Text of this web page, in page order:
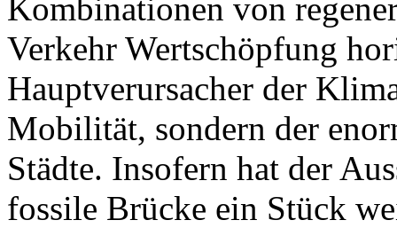
Kombinationen von
Verkehr Wertschöpfung
Hauptverursacher der
Mobilität, sondern der
Städte. Insofern hat der
fossile Brücke ein Stück